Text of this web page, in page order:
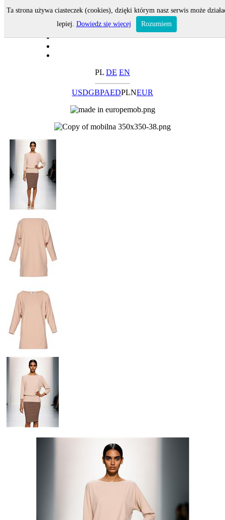
PL DE EN
USDGBPAEDPLNEUR
Ta strona używa ciasteczek (cookies), dzięki którym nasz serwis może
lepiej. Dowiedz się więcej Rozumiem